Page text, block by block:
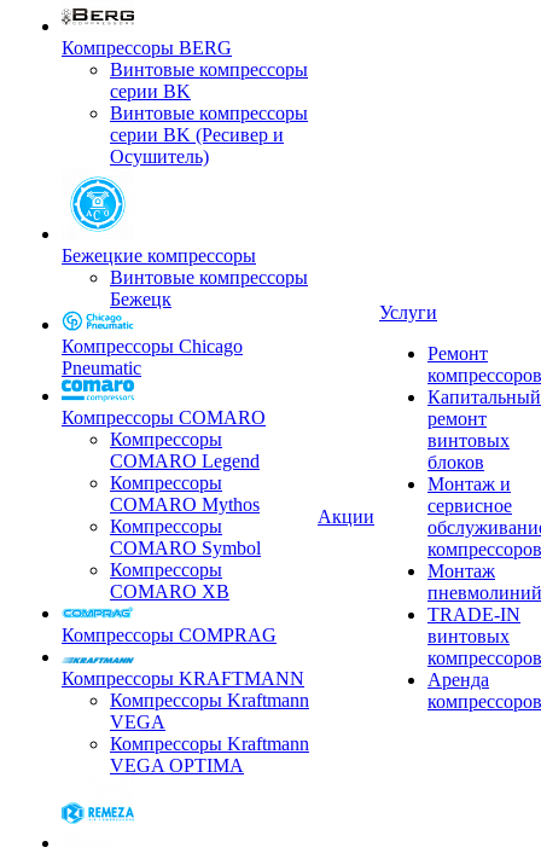
Компрессоры BERG
Винтовые компрессоры
серии BK
Винтовые компрессоры
серии BK (Ресивер и
Осушитель)
Бежецкие компрессоры
Винтовые компрессоры
Бежецк
Компрессоры Chicago
Pneumatic
Компрессоры COMARO
Компрессоры
COMARO Legend
Компрессоры
COMARO Mythos
Компрессоры
COMARO Symbol
Компрессоры
COMARO XB
Компрессоры COMPRAG
Компрессоры KRAFTMANN
Компрессоры Kraftmann
VEGA
Компрессоры Kraftmann
VEGA OPTIMA
Акции
Услуги
Ремонт
компрессоров
Капитальный
ремонт
винтовых
блоков
Монтаж и
сервисное
компрессоров
Монтаж
пневмолиний
TRADE-IN
винтовых
компрессоров
Аренда
компрессоров